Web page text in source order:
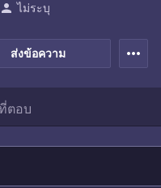
ส่งข้อความ
person ไม่ระบุ
more_horiz
ตอบ